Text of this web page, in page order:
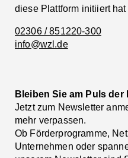
diese Plattform initiiert
02306 / 851220-300
info@wzl.de
Bleiben Sie am Puls
Jetzt zum Newsletter
mehr verpassen.
Ob Förderprogramme,
Unternehmen oder